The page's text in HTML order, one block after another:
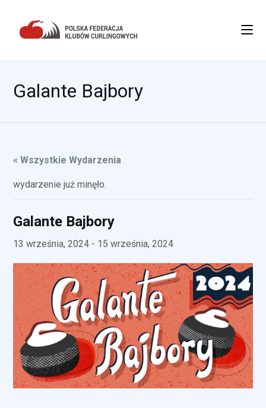
Galante Bajbory
« Wszystkie Wydarzenia
wydarzenie już minęło.
Galante Bajbory
13 września, 2024 - 15 września, 2024